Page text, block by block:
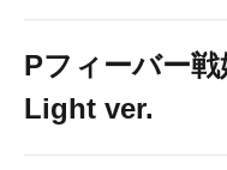
Pフィーバー
Light ver.